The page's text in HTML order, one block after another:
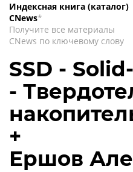
Индексная книга (каталог)
CNews*
Получите все материалы
CNews по ключевому слову
SSD -
-
+
Ершов